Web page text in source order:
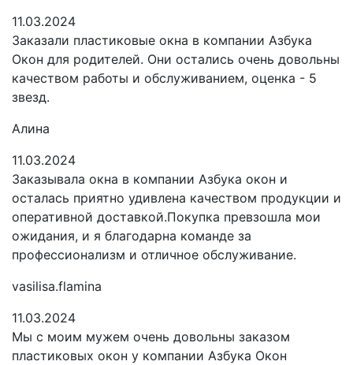
11.03.2024
Заказали пластиковые окна в компании Азбука
Окон для родителей. Они остались очень довольны
качеством работы и обслуживанием, оценка - 5
звезд.
Алина
11.03.2024
Заказывала окна в компании Азбука окон и
осталась приятно удивлена качеством продукции и
оперативной доставкой.Покупка превзошла мои
ожидания, и я благодарна команде за
профессионализм и отличное обслуживание.
vasilisa.flamina
11.03.2024
Мы с моим мужем очень довольны заказом
пластиковых окон у компании Азбука Окон